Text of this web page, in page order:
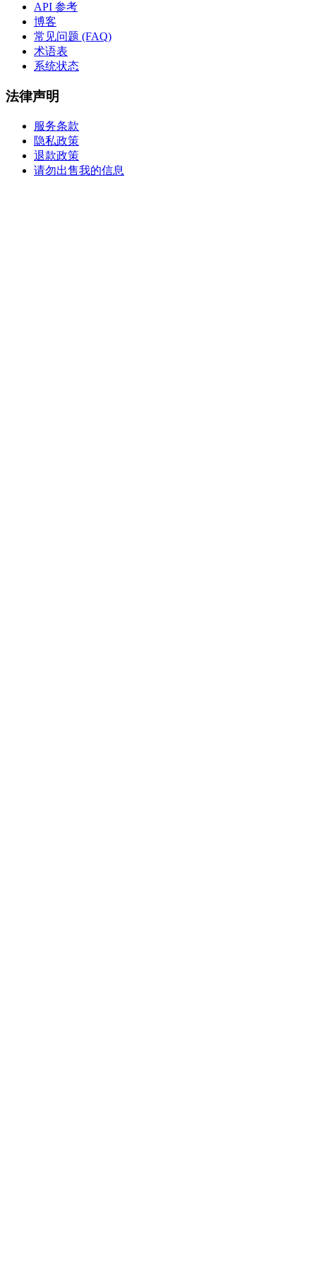
API 参考
博客
常见问题 (FAQ)
术语表
系统状态
法律声明
服务条款
隐私政策
退款政策
请勿出售我的信息